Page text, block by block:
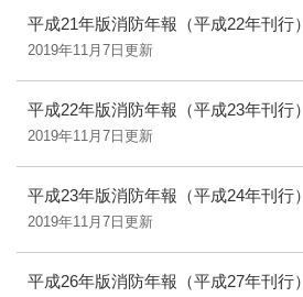
平成21年版消防年報（平成22年刊行）
2019年11月7日更新
平成22年版消防年報（平成23年刊行）
2019年11月7日更新
平成23年版消防年報（平成24年刊行）
2019年11月7日更新
平成26年版消防年報（平成27年刊行）